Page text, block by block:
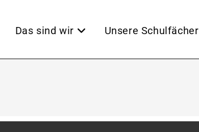
Das sind wir Unsere Schulfächer